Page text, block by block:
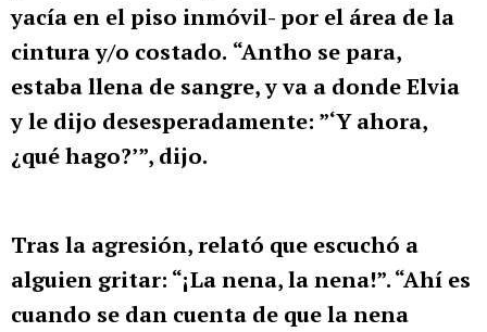
yacía en el piso inmóvil- por el área de la
cintura y/o costado. “Antho se para,
estaba llena de sangre, y va a donde Elvia
y le dijo desesperadamente: ”‘Y ahora,
¿qué hago?’”, dijo.
Tras la agresión, relató que escuchó a
alguien gritar: “¡La nena, la nena!”. “Ahí es
cuando se dan cuenta de que la nena